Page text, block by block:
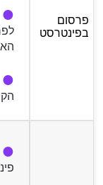
פרסום
בפינטרסט